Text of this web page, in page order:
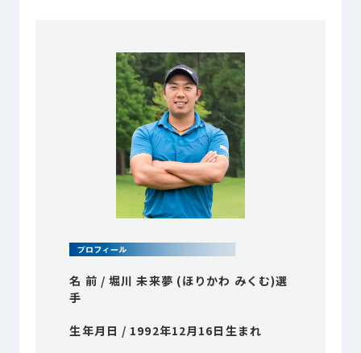
© ACN Inc.
名 前 / 堀川 未来夢 (ほりかわ みくむ)選
手
生年月日 / 1992年12月16日生まれ